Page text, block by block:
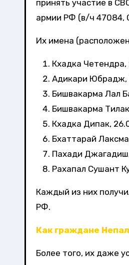
принять участие в
армии РФ (в/ч 47084,
Их имена
Кхадка Четендра,
Адикари Юбрадж,
Бишвакарма Лал
Бишвакарма
Кхадка Дипак,
Бхаттарай
Пахади Джагадиш,
Рахапал Сушант
Каждый из них
РФ.
Как граждане
Более того, их даже